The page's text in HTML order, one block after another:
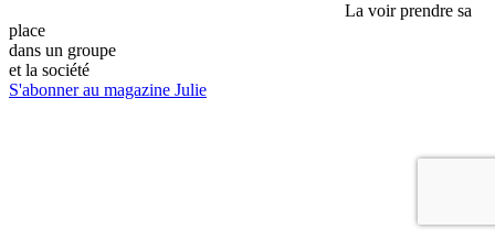
La voir prendre sa
place
dans un groupe
et la société
S'abonner au magazine Julie